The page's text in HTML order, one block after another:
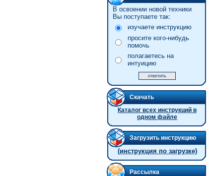
В освоении новой техники
Вы поступаете так:
изучаете инструкцию
просите кого-нибудь
помочь
полагаетесь на
интуицию
Скачать
Каталог всех инструкций в
одном файле
Загрузить инструкцию
(инструкция по загрузке)
Рассылка